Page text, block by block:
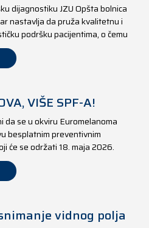
dijagnostiku JZU Opšta bolnica
nastavlja da pruža kvalitetnu i
podršku pacijentima, o čemu
u periodu od 1. januara
VIŠE SPF-A!
da se u okviru Euromelanoma
besplatnim preventivnim
će se održati 18. maja 2026.
opština širom Crne Gore, kako u
zdravstvenim ustanovama.
vidnog polja